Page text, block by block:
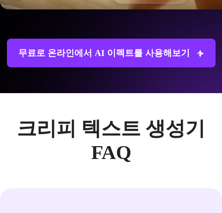
무료로 온라인에서 AI 이펙트를 사용해보기
크리피 텍스트 생성기
FAQ